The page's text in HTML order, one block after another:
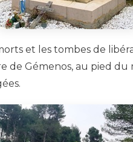
et les tombes de
Gémenos, au pied du